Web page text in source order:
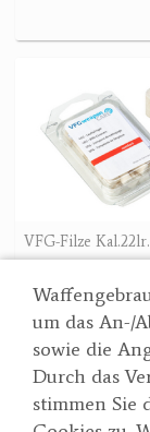
um das An-/
sowie die
Durch das
stimmen Sie
VFG-Filze
Suche
Partner